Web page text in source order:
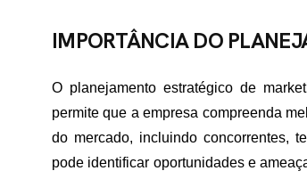
IMPORTÂNCIA DO
O planejamento estratégico de
permite que a empresa compreenda
do mercado, incluindo concorrentes,
pode identificar oportunidades e